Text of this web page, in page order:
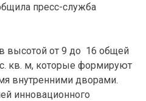
пресс-служба
высотой от 9 до 16 общей
кв. м, которые формируют
внутренними дворами.
инновационного